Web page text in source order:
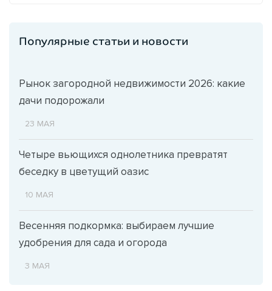
Популярные статьи и новости
Рынок загородной недвижимости 2026: какие
дачи подорожали
23 МАЯ
Четыре вьющихся однолетника превратят
беседку в цветущий оазис
10 МАЯ
Весенняя подкормка: выбираем лучшие
удобрения для сада и огорода
3 МАЯ